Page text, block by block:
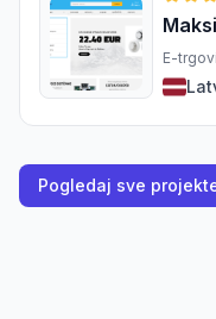
E-
Pogledaj sve